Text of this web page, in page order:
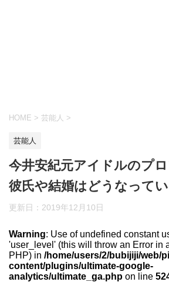
HOME > 芸能人 >
芸能人
今井安紀元アイドルのプ
彼氏や結婚はどうなって
更新日： 2019年12月10日
Warning: Use of undefined constant
'user_level' (this will throw an Error in
PHP) in /home/users/2/bubijiji/web/
content/plugins/ultimate-google-
analytics/ultimate_ga.php on line